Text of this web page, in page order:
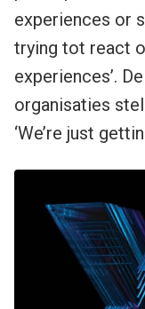
experiences or
trying tot react
experiences’.
organisaties
‘We’re just